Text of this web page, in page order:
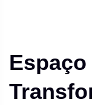
Espaço